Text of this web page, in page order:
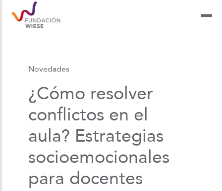
Novedades
¿Cómo resolver
conflictos en el
aula? Estrategias
socioemocionales
para docentes